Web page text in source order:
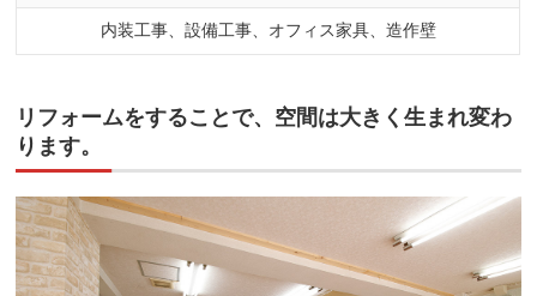
内装工事、設備工事、オフィス家具、造作壁
リフォームをすることで、空間は大きく生まれ変わ
ります。